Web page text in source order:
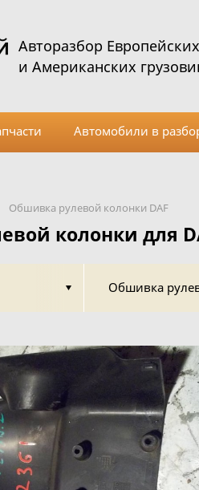
Обшивка рулевой колонки DAF
колонки для
Обшивка
Авторазбор Европейских
и Американских
Автомобили в